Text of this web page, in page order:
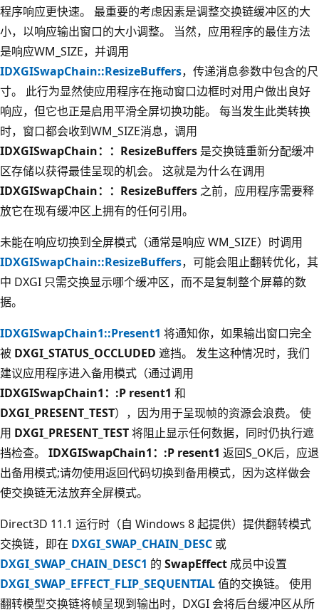
程序响应更快速。 最重要的考虑因素是调整交换链缓冲区的大
小，以响应输出窗口的大小调整。 当然，应用程序的最佳方法
是响应WM_SIZE，并调用
IDXGISwapChain::ResizeBuffers，传递消息参数中包含的尺
寸。 此行为显然使应用程序在拖动窗口边框时对用户做出良好
响应，但它也正是启用平滑全屏切换功能。 每当发生此类转换
时，窗口都会收到WM_SIZE消息，调用
IDXGISwapChain：：ResizeBuffers 是交换链重新分配缓冲
区存储以获得最佳呈现的机会。 这就是为什么在调用
IDXGISwapChain：：ResizeBuffers 之前，应用程序需要释
放它在现有缓冲区上拥有的任何引用。
未能在响应切换到全屏模式（通常是响应 WM_SIZE）时调用
IDXGISwapChain::ResizeBuffers，可能会阻止翻转优化，其
中 DXGI 只需交换显示哪个缓冲区，而不是复制整个屏幕的数
据。
IDXGISwapChain1::Present1 将通知你，如果输出窗口完全
被 DXGI_STATUS_OCCLUDED 遮挡。 发生这种情况时，我们
建议应用程序进入备用模式（通过调用
IDXGISwapChain1：:P resent1 和
DXGI_PRESENT_TEST），因为用于呈现帧的资源会浪费。 使
用 DXGI_PRESENT_TEST将阻止显示任何数据，同时仍执行遮
挡检查。 IDXGISwapChain1：:P resent1 返回S_OK后，应退
出备用模式;请勿使用返回代码切换到备用模式，因为这样做会
使交换链无法放弃全屏模式。
Direct3D 11.1 运行时（自 Windows 8 起提供）提供翻转模式
交换链，即在 DXGI_SWAP_CHAIN_DESC 或
DXGI_SWAP_CHAIN_DESC1 的 SwapEffect 成员中设置
DXGI_SWAP_EFFECT_FLIP_SEQUENTIAL值的交换链。 使用
翻转模型交换链将帧呈现到输出时，DXGI 会将后台缓冲区从所